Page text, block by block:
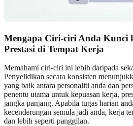
Mengapa Ciri-ciri Anda Kunci
Prestasi di Tempat Kerja
Memahami ciri-ciri ini lebih daripada
Penyelidikan secara konsisten
yang baik antara personaliti anda dan
penentu utama untuk kepuasan kerja,
jangka panjang. Apabila tugas harian
kecenderungan semula jadi anda, kerja
dan lebih seperti panggilan.